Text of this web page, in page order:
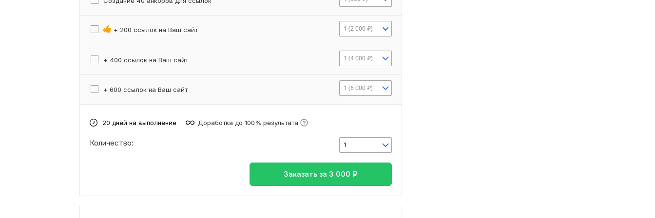
+ 200 ссылок на Ваш сайт 1 (2 000 ₽)
+ 400 ссылок на Ваш сайт 1 (4 000 ₽)
+ 600 ссылок на Ваш сайт 1 (6 000 ₽)
20 дней на выполнение Доработка до 100% результата
1
Количество:
Заказать за 3 000 ₽